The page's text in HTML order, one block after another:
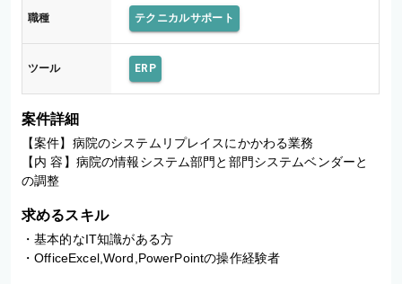
職種 テクニカルサポート
ツール ERP
案件詳細
【案件】病院のシステムリプレイスにかかわる業務
【内 容】病院の情報システム部門と部門システムベンダーと
の調整
求めるスキル
・基本的なIT知識がある方
・OfficeExcel,Word,PowerPointの操作経験者